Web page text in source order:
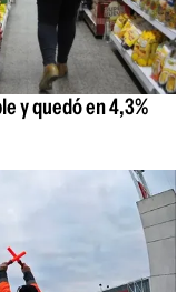
y quedó en 4,3%